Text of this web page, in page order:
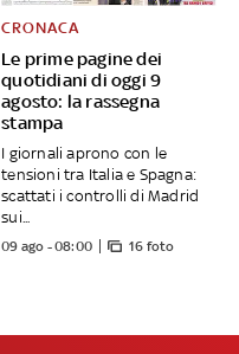
Le prime pagine dei
quotidiani di oggi 9
agosto: la rassegna
stampa
CRONACA
I giornali aprono con le
tensioni tra Italia e Spagna:
scattati i controlli di Madrid
sui...
09 ago - 08:00 16 foto